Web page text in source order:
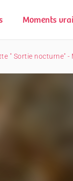
Moments
" Sortie nocturne" -